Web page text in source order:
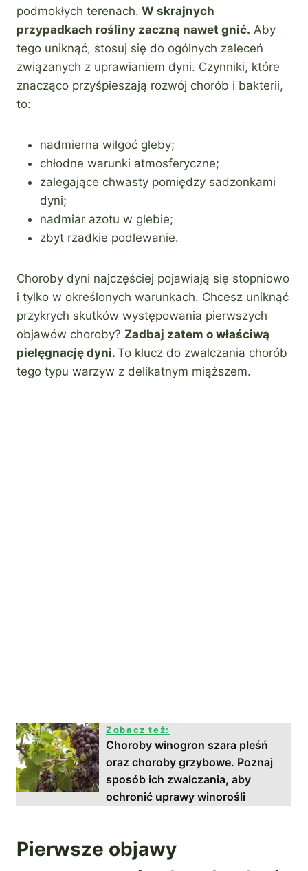
podmokłych terenach. W skrajnych
przypadkach rośliny zaczną nawet gnić. Aby
tego uniknąć, stosuj się do ogólnych zaleceń
związanych z uprawianiem dyni. Czynniki, które
znacząco przyśpieszają rozwój chorób i bakterii,
to:
nadmierna wilgoć gleby;
chłodne warunki atmosferyczne;
zalegające chwasty pomiędzy sadzonkami
dyni;
nadmiar azotu w glebie;
zbyt rzadkie podlewanie.
Choroby dyni najczęściej pojawiają się stopniowo
i tylko w określonych warunkach. Chcesz uniknąć
przykrych skutków występowania pierwszych
objawów choroby? Zadbaj zatem o właściwą
pielęgnację dyni. To klucz do zwalczania chorób
tego typu warzyw z delikatnym miąższem.
Zobacz też:
Choroby winogron szara pleśń
oraz choroby grzybowe. Poznaj
sposób ich zwalczania, aby
ochronić uprawy winorośli
Pierwsze objawy